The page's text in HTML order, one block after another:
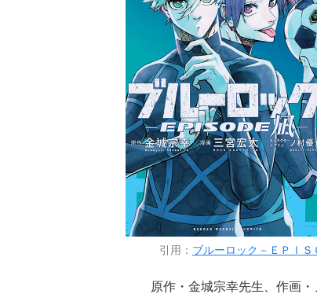
引用： ブルーロック－ＥＰＩ
原作・金城宗幸先生、作画